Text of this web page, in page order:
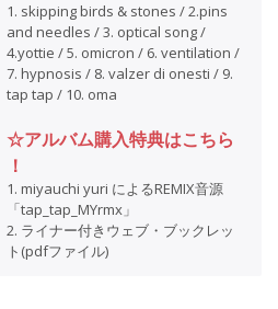
1. skipping birds & stones / 2.pins
and needles / 3. optical song /
4.yottie / 5. omicron / 6. ventilation /
7. hypnosis / 8. valzer di onesti / 9.
tap tap / 10. oma
☆アルバム購入特典はこちら
！
1. miyauchi yuri によるREMIX音源
「tap_tap_MYrmx」
2. ライナー付きウェブ・ブックレッ
ト(pdfファイル)